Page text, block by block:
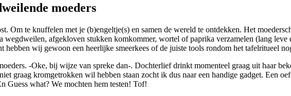
moeders
Om te knuffelen met je (b)engeltje(s) en samen de wereld te ontdekken. Het
wegdweilen, afgekloven stukken komkommer, wortel of paprika verzamelen (lang leve
wij gewoon een heerlijke smeerkees of de juiste tools rondom het tafelritueel
-Oke, bij wijze van spreke dan-. Dochterlief drinkt momenteel graag uit haar
graag kromgetrokken wil hebben staan zocht ik dus naar een handige gadget. Een
Guess what? We mochten hem testen! Tof!